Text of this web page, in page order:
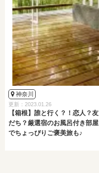
神奈川
更新：2023.01.26
【箱根】誰と行く？！恋人？友
だち？厳選宿のお風呂付き部屋
でちょっぴりご褒美旅も♪